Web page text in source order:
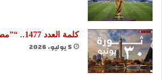
كلمة العدد 1477.. “”مصر تلاتين وثلاثون يونيو””
5 يوليو، 2026